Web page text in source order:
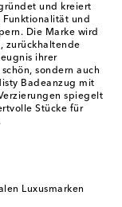
und kreiert
und
Die Marke wird
zurückhaltende
ihrer
sondern auch
Badeanzug mit
spiegelt
Stücke für
Luxusmarken